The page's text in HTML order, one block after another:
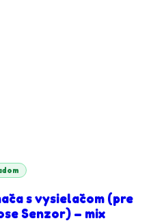
s vysielačom (pre
Senzor) – mix